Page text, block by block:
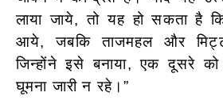
लाया जाये, तो यह हो सकता है
आये, जबकि ताजमहल और
जिन्होंने इसे बनाया, एक दूसरे
घूमना जारी न रहे।”